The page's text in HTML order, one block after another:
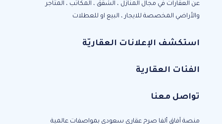
عن العقارات في مجال المنازل ، الشقق ، المكاتب ، المتاجر
والأراضي المخصصة للايجار ، البيع او للعطلات
استكشف الإعلانات العقاريّة
الفئات العقارية
تواصل معنا
منصة آفاق ألفا صرح عقاري سعودي بمواصفات عالمية